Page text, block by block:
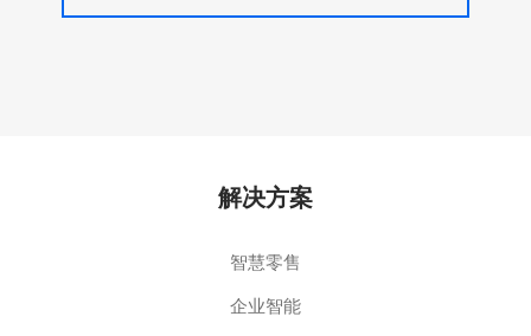
解决方案
智慧零售
企业智能